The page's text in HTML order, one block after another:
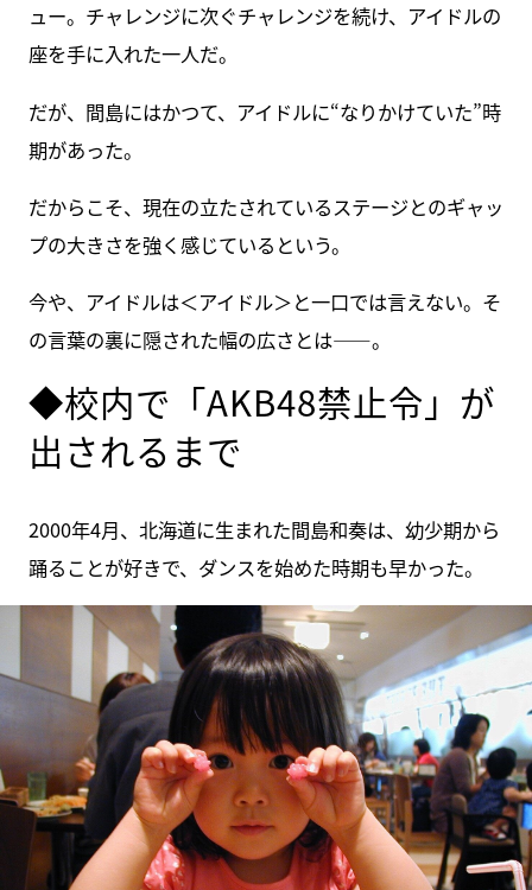
ュー。チャレンジに次ぐチャレンジを続け、アイドルの
座を手に入れた一人だ。
だが、間島にはかつて、アイドルに“なりかけていた”時
期があった。
だからこそ、現在の立たされているステージとのギャッ
プの大きさを強く感じているという。
今や、アイドルは＜アイドル＞と一口では言えない。そ
の言葉の裏に隠された幅の広さとは――。
◆校内で「AKB48禁止令」が
出されるまで
2000年4月、北海道に生まれた間島和奏は、幼少期から
踊ることが好きで、ダンスを始めた時期も早かった。